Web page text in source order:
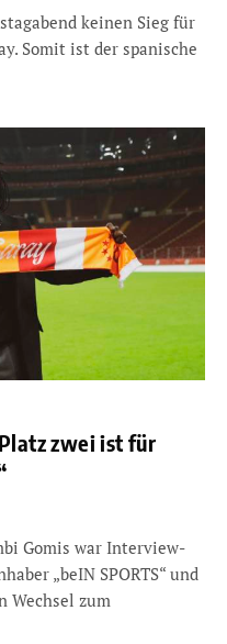
keinen Sieg für
Somit ist der spanische
zwei ist für
Gomis war Interview-
„beIN SPORTS“ und
Wechsel zum